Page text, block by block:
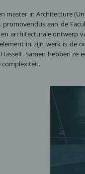
master in Architecture
promovendus aan de
architecturale ontwerp
in zijn werk is de
Samen hebben
complexiteit.